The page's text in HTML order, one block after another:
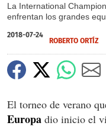
La International
enfrentan los grandes
2018-07-24
ROBERTO ORTÍZ
El torneo de verano
Europa dio inicio el